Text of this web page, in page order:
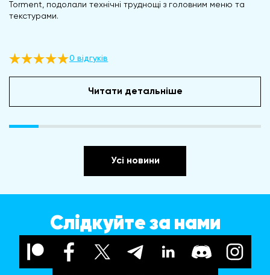
Torment, подолали технічні труднощі з головним меню та
текстурами.
0 відгуків
Читати детальніше
Усі новини
Слідкуйте за нами